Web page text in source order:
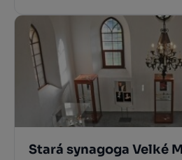
Stará synagoga Velké